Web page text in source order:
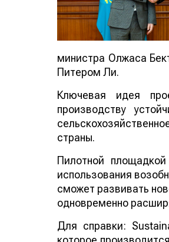
министра Олжаса
Питером Ли.
Ключевая идея
производству
страны.
Пилотной
использования
сможет развивать
одновременно
Для справки: